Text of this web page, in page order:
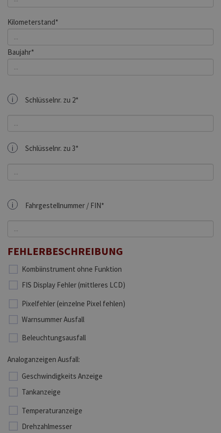
Kilometerstand*
Baujahr*
i Schlüsselnr. zu 2*
i Schlüsselnr. zu 3*
i Fahrgestellnummer / FIN*
FEHLERBESCHREIBUNG
Kombiinstrument ohne Funktion
FIS Display Fehler (mittleres LCD)
Pixelfehler (einzelne Pixel fehlen)
Warnsummer Ausfall
Beleuchtungsausfall
Analoganzeigen Ausfall:
Geschwindigkeits Anzeige
Tankanzeige
Temperaturanzeige
Drehzahlmesser